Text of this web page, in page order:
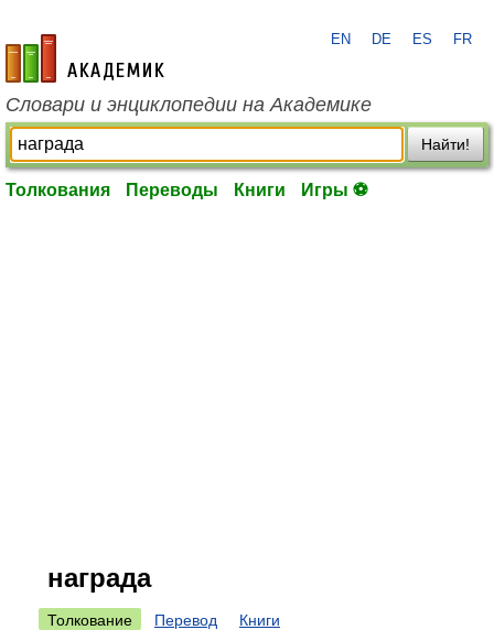
academic.ru
EN DE ES FR
Словари и энциклопедии на Академике
Найти!
Толкования Переводы Книги Игры ⚽
награда
Толкование Перевод Книги